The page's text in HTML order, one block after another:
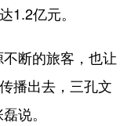
1.2亿元。
断的旅客，也让
播出去，三孔文
说。